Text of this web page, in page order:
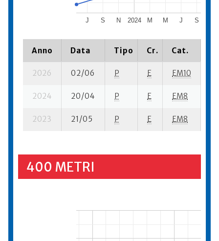
2024
J S N M M J S
Anno Data Tipo Cr. Cat.
2026 02/06 P E EM10
2024 20/04 P E EM8
2023 21/05 P E EM8
400 METRI